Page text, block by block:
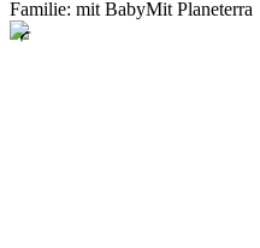
Familie: mit BabyMit Planeterra